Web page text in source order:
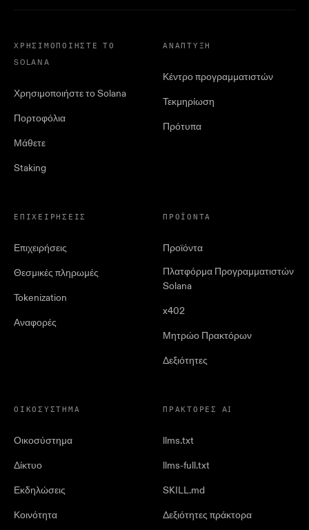
ΧΡΗΣΙΜΟΠΟΙΉΣΤΕ ΤΟ
SOLANA
Χρησιμοποιήστε το Solana
Πορτοφόλια
Μάθετε
Staking
ΑΝΆΠΤΥΞΗ
Κέντρο προγραμματιστών
Τεκμηρίωση
Πρότυπα
ΕΠΙΧΕΙΡΉΣΕΙΣ
Επιχειρήσεις
Θεσμικές πληρωμές
Tokenization
Αναφορές
ΠΡΟΪΌΝΤΑ
Προϊόντα
Πλατφόρμα Προγραμματιστών
Solana
x402
Μητρώο Πρακτόρων
Δεξιότητες
ΟΙΚΟΣΎΣΤΗΜΑ
Οικοσύστημα
Δίκτυο
Εκδηλώσεις
Κοινότητα
ΠΡΆΚΤΟΡΕΣ AI
llms.txt
llms-full.txt
SKILL.md
Δεξιότητες πράκτορα